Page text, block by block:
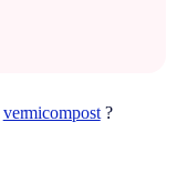
vermicompost?